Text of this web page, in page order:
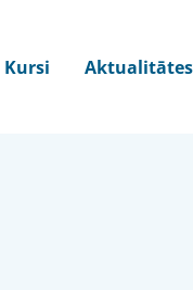
Kursi Aktualitātes